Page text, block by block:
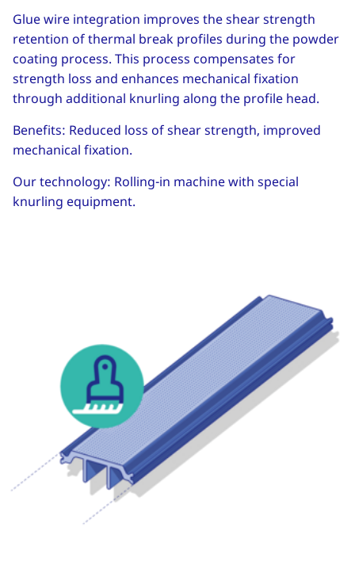
Glue wire integration improves the shear strength
retention of thermal break profiles during the powder
coating process. This process compensates for
strength loss and enhances mechanical fixation
through additional knurling along the profile head.
Benefits: Reduced loss of shear strength, improved
mechanical fixation.
Our technology: Rolling-in machine with special
knurling equipment.